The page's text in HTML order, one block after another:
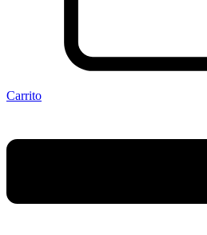
Carrito